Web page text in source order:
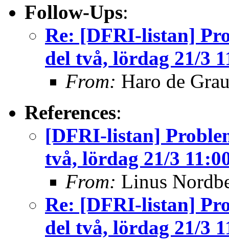
Follow-Ups:
Re: [DFRI-listan]
del två, lördag 21/3
From: Haro de
References:
[DFRI-listan]
två, lördag 21/3
From: Linus
Re: [DFRI-listan]
del två, lördag 21/3